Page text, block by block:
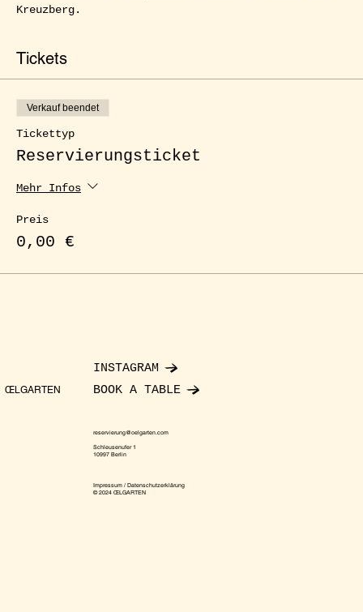
Kreuzberg.
Tickets
Verkauf beendet
Tickettyp
Reservierungsticket
Mehr Infos
Preis
0,00 €
ŒLGARTEN
INSTAGRAM
BOOK A TABLE
reservierung@oelgarten.com
Schleusenufer 1
10997 Berlin
Impressum / Datenschutzerklärung
© 2024 ŒLGARTEN